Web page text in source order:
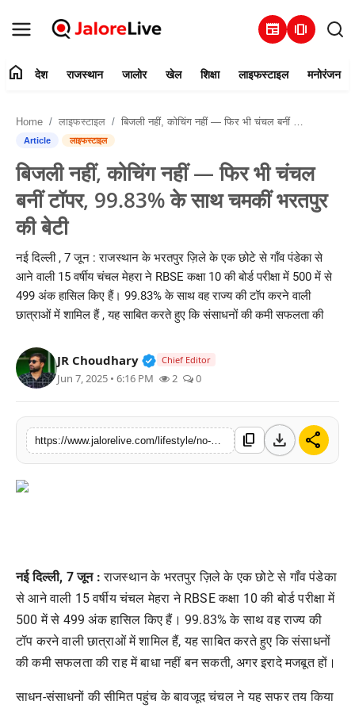
newspaper amp_stories
संपर्क करें
देश
राजस्थान
जालोर
खेल
लाइफस्टाइल
मनोरंजन
तकनीक
विशेष
home देश राजस्थान जालोर खेल शिक्षा लाइफस्टाइल मनोरंजन
Home लाइफस्टाइल बिजली नहीं, कोचिंग नहीं — फिर भी चंचल बनीं टॉपर, 99.83% के साथ चमकीं भरतपुर की बेटी
Article लाइफस्टाइल
बिजली नहीं, कोचिंग नहीं — फिर भी चंचल
बनीं टॉपर, 99.83% के साथ चमकीं भरतपुर
की बेटी
नई दिल्ली , 7 जून : राजस्थान के भरतपुर ज़िले के एक छोटे से गाँव पंडेका से
आने वाली 15 वर्षीय चंचल मेहरा ने RBSE कक्षा 10 की बोर्ड परीक्षा में 500 में से
499 अंक हासिल किए हैं। 99.83% के साथ वह राज्य की टॉप करने वाली
छात्राओं में शामिल हैं , यह साबित करते हुए कि संसाधनों की कमी सफलता की
JR Choudhary Verified Public Figure • 30 Mar,
Chief Editor
Jun 7, 2025 • 6:16 PM 2 0
content_copy download share
नई दिल्ली, 7जून : राजस्थान के भरतपुर ज़िले के एक छोटे से गाँव पंडेका
से आने वाली 15वर्षीय चंचल मेहरा नेRBSEकक्षा 10की बोर्ड परीक्षा में
500में से 499अंक हासिल किए हैं। 99.83%के साथ वह राज्य की
टॉप करने वाली छात्राओं में शामिल हैं,यह साबित करते हुए कि संसाधनों
की कमी सफलता की राह में बाधा नहीं बन सकती,अगर इरादे मजबूत हों।
साधन-संसाधनों की सीमित पहुंच के बावजूद चंचल ने यह सफर तय किया